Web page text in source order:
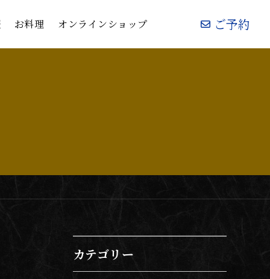
お料理 オンラインショップ ご予約
お料理 オンラインショップ ご予約
カテゴリー